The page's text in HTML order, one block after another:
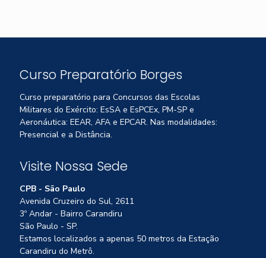
Curso Preparatório Borges
Curso preparatório para Concursos das Escolas
Militares do Exército: EsSA e EsPCEx, PM-SP e
Aeronáutica: EEAR, AFA e EPCAR. Nas modalidades:
Presencial e a Distância.
Visite Nossa Sede
CPB - São Paulo
Avenida Cruzeiro do Sul, 2611
3º Andar - Bairro Carandiru
São Paulo - SP.
Estamos localizados a apenas 50 metros da Estação
Carandiru do Metrô.